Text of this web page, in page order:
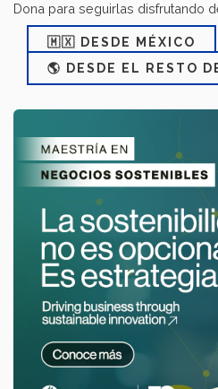
Dona para seguirlas disfrutando
🇲🇽 DESDE MÉXICO
🌎 DESDE EL RESTO